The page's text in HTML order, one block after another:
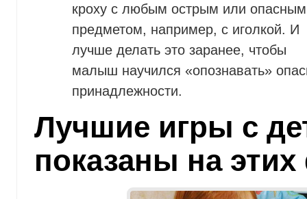
кроху с любым острым или опасным
предметом, например, с иголкой. И
лучше делать это заранее, чтобы
малыш научился «опознавать»
принадлежности.
Лучшие игры с
показаны на